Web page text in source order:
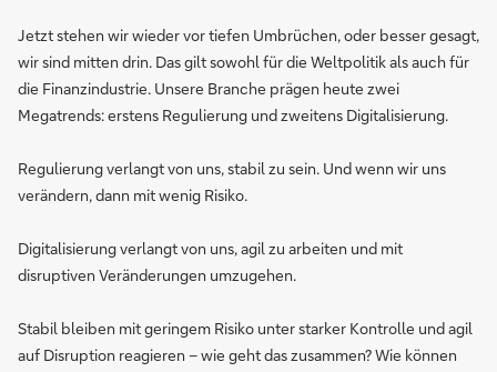
Jetzt stehen wir wieder vor tiefen Umbrüchen, oder besser gesagt,
wir sind mitten drin. Das gilt sowohl für die Weltpolitik als auch für
die Finanzindustrie. Unsere Branche prägen heute zwei
Megatrends: erstens Regulierung und zweitens Digitalisierung.
Regulierung verlangt von uns, stabil zu sein. Und wenn wir uns
verändern, dann mit wenig Risiko.
Digitalisierung verlangt von uns, agil zu arbeiten und mit
disruptiven Veränderungen umzugehen.
Stabil bleiben mit geringem Risiko unter starker Kontrolle und agil
auf Disruption reagieren – wie geht das zusammen? Wie können